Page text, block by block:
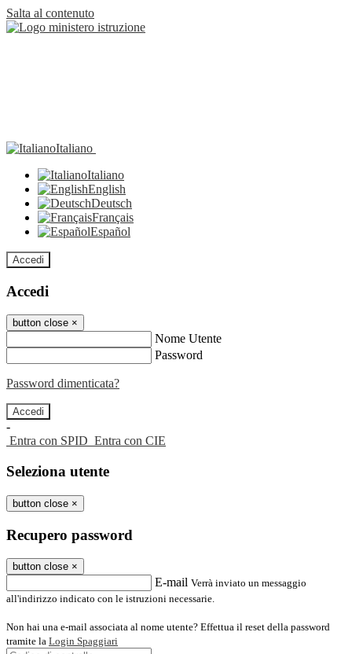
Salta al contenuto
Italiano
Italiano
English
Deutsch
Français
Español
Accedi
Accedi
button close ×
Nome Utente
Password
Password dimenticata?
-
Entra con SPID Entra con CIE
Seleziona utente
button close ×
Recupero password
button close ×
E-mail Verrà inviato un messaggio
all'indirizzo indicato con le istruzioni necessarie.
Non hai una e-mail associata al nome utente? Effettua il reset della password
tramite la Login Spaggiari